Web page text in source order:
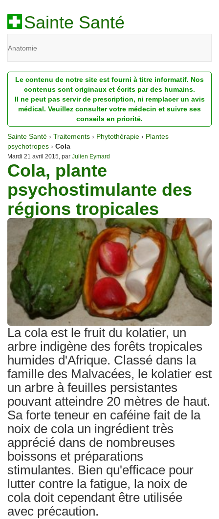
Sainte Santé
Anatomie
Diagnostic
Dossiers
Homéopathie
Nutrition
Pathologie
Psychologie
Recherches
Traitements
Le contenu de notre site est fourni à titre informatif. Nos
contenus sont originaux et écrits par des humains.
Il ne peut pas servir de prescription, ni remplacer un avis
médical. Veuillez consulter votre médecin et suivre ses
conseils en priorité.
Sainte Santé › Traitements › Phytothérapie › Plantes
psychotropes › Cola
Mardi 21 avril 2015, par Julien Eymard
Cola, plante
psychostimulante des
régions tropicales
La cola est le fruit du kolatier, un
arbre indigène des forêts tropicales
humides d'Afrique. Classé dans la
famille des Malvacées, le kolatier est
un arbre à feuilles persistantes
pouvant atteindre 20 mètres de haut.
Sa forte teneur en caféine fait de la
noix de cola un ingrédient très
apprécié dans de nombreuses
boissons et préparations
stimulantes. Bien qu'efficace pour
lutter contre la fatigue, la noix de
cola doit cependant être utilisée
avec précaution.